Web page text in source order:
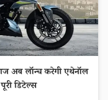
अब लॉन्च करेगी एथेनॉल
डिटेल्स